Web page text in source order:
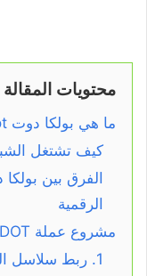
محتويات المقالة
ما هي بولكا دوت Polkadot ؟
كيف تشتغل
الرقمية
مشروع عملة DOT
1. ربط سلاسل البلوكشين